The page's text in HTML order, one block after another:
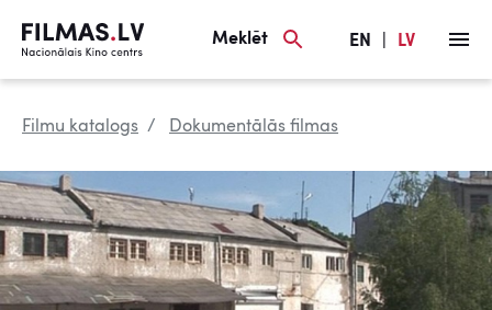
Meklēt EN LV
Filmu katalogs Dokumentālās filmas